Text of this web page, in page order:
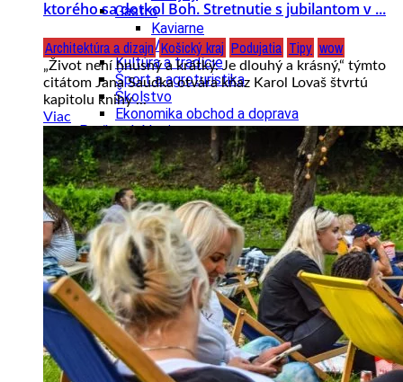
Gastro
Kaviarne
Víno
Kultúra a tradície
Šport a agroturistika
Školstvo
Ekonomika obchod a doprava
Prešovský kraj
Tipy
Výlet
Turistika
Cyklistika
Hrady
Podujatia
Výstava
Galéria
Folklór
Ubytovanie
Pobyty
Wellness
Gastro
Kaviarne
ktorého sa dotkol Boh. Stretnutie s jubilantom v ...
Architektúra a dizajn Košický kraj Podujatia Tipy wow
„Život není hnusný a krátký. Je dlouhý a krásný,“ týmto
citátom Jana Saudka otvára kňaz Karol Lovaš štvrtú
kapitolu knihy ...
Viac